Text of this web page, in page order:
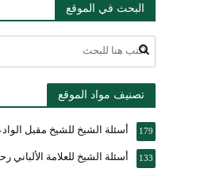
البحث في الموقع
تصنيف مواد الموقع
أسئلة الشيخ للشيخ مقبل 179
أسئلة الشيخ للعلامة الألباني 133